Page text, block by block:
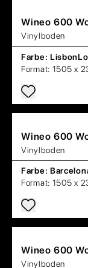
Wineo 600
Vinylboden
Farbe:
Format: 1505 x
Wineo 600
Vinylboden
Farbe:
Format: 1505 x
Wineo 600
Vinylboden